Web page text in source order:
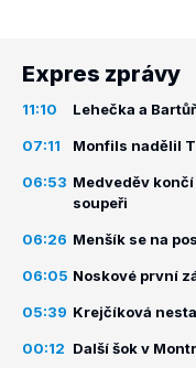
Expres zprávy
11:10 Lehečka a
07:11 Monfils nadělil
06:53 Medveděv
soupeři
06:26 Menšík se na
06:05 Noskové první
05:39 Krejčíková
00:12 Další šok v